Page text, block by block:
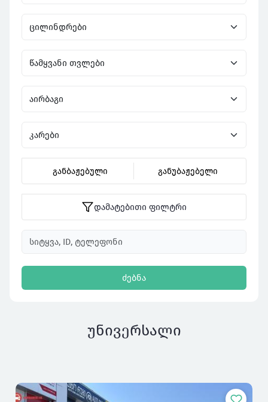
განბაჟებული განუბაჟებელი
დამატებითი ფილტრი
ძებნა
უნივერსალი